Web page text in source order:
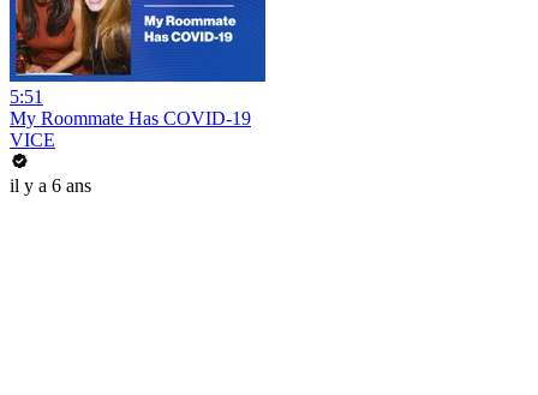
5:51
My Roommate Has COVID-19
VICE
il y a 6 ans